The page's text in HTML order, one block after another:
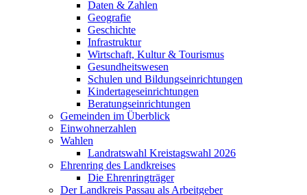
Daten & Zahlen
Geografie
Geschichte
Infrastruktur
Wirtschaft, Kultur & Tourismus
Gesundheitswesen
Schulen und Bildungseinrichtungen
Kindertageseinrichtungen
Beratungseinrichtungen
Gemeinden im Überblick
Einwohnerzahlen
Wahlen
Landratswahl Kreistagswahl 2026
Ehrenring des Landkreises
Die Ehrenringträger
Der Landkreis Passau als Arbeitgeber